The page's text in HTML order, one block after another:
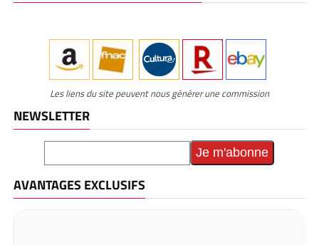
Les liens du site peuvent nous générer une commission
NEWSLETTER
AVANTAGES EXCLUSIFS